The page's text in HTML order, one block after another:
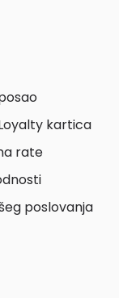
kartica
rate
poslovanja